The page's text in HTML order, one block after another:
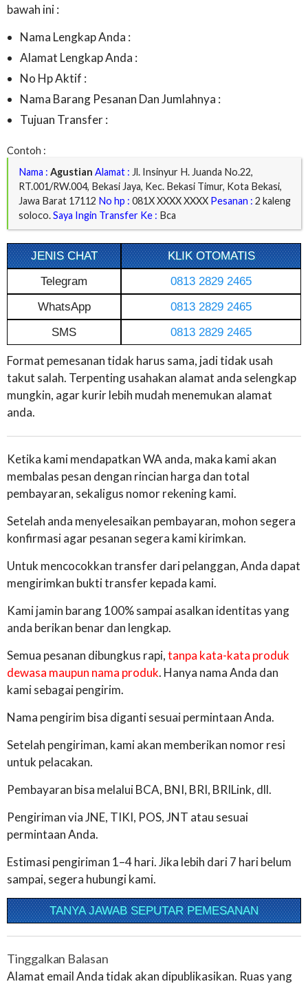
bawah ini :
Nama Lengkap Anda :
Alamat Lengkap Anda :
No Hp Aktif :
Nama Barang Pesanan Dan Jumlahnya :
Tujuan Transfer :
Contoh :
Nama : Agustian Alamat : Jl. Insinyur H. Juanda No.22,
RT.001/RW.004, Bekasi Jaya, Kec. Bekasi Timur, Kota Bekasi,
Jawa Barat 17112 No hp : 081X XXXX XXXX Pesanan : 2 kaleng
soloco.Saya Ingin Transfer Ke : Bca
JENIS CHAT
KLIK OTOMATIS
Telegram
0813 2829 2465
WhatsApp
0813 2829 2465
SMS
0813 2829 2465
Format pemesanan tidak harus sama, jadi tidak usah
takut salah. Terpenting usahakan alamat anda selengkap
mungkin, agar kurir lebih mudah menemukan alamat
anda.
Ketika kami mendapatkan WA anda, maka kami akan
membalas pesan dengan rincian harga dan total
pembayaran, sekaligus nomor rekening kami.
Setelah anda menyelesaikan pembayaran, mohon segera
konfirmasi agar pesanan segera kami kirimkan.
Untuk mencocokkan transfer dari pelanggan, Anda dapat
mengirimkan bukti transfer kepada kami.
Kami jamin barang 100% sampai asalkan identitas yang
anda berikan benar dan lengkap.
Semua pesanan dibungkus rapi,tanpa kata-kata produk
dewasa maupun nama produk. Hanya nama Anda dan
kami sebagai pengirim.
Nama pengirim bisa diganti sesuai permintaan Anda.
Setelah pengiriman, kami akan memberikan nomor resi
untuk pelacakan.
Pembayaran bisa melalui BCA, BNI, BRI, BRILink, dll.
Pengiriman via JNE, TIKI, POS, JNT atau sesuai
permintaan Anda.
Estimasi pengiriman 1–4 hari. Jika lebih dari 7 hari belum
sampai, segera hubungi kami.
TANYA JAWAB SEPUTAR PEMESANAN
Tinggalkan Balasan
Alamat email Anda tidak akan dipublikasikan. Ruas yang